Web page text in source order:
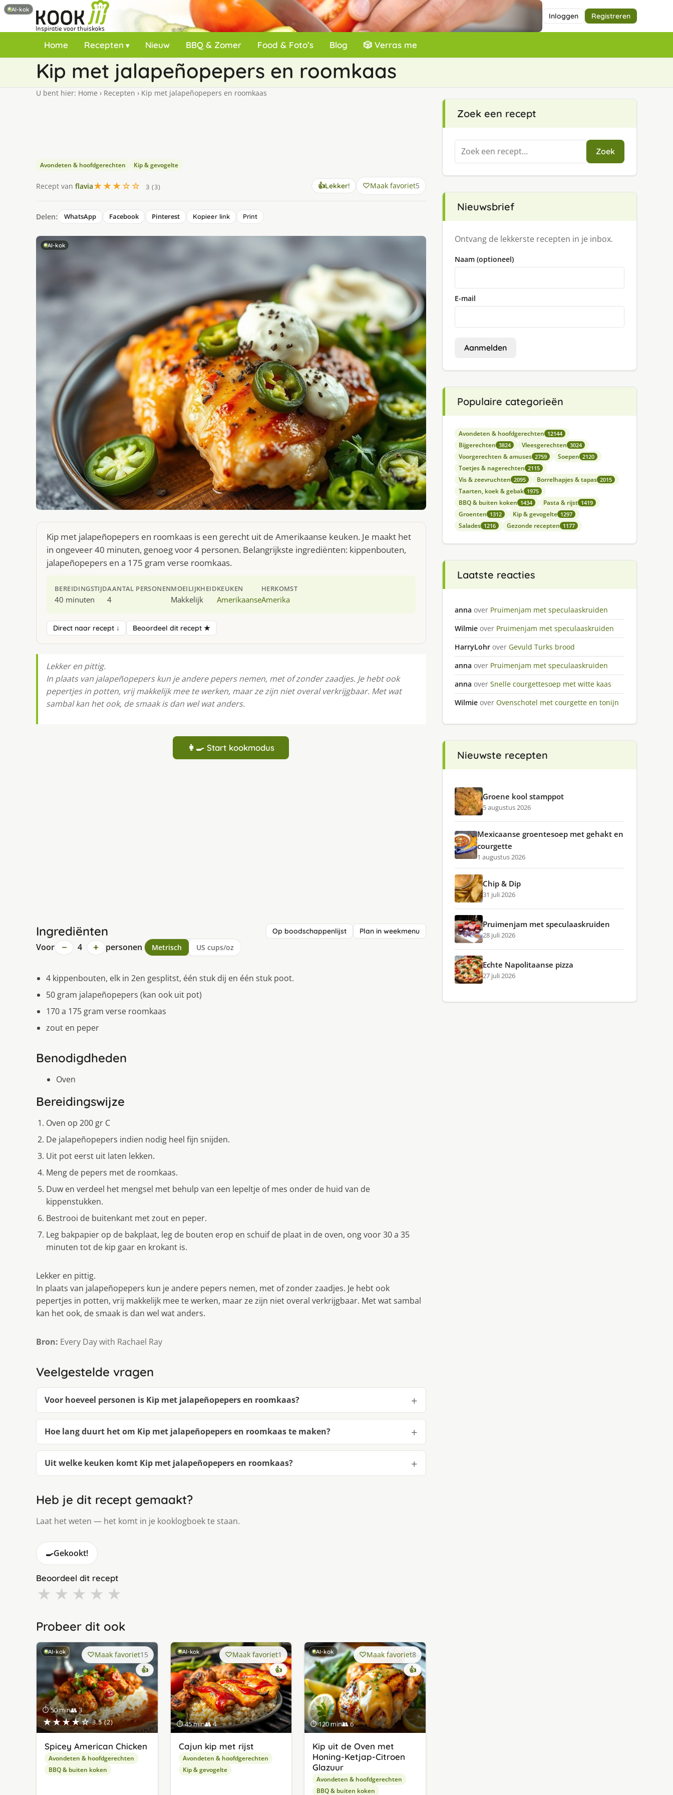
Inloggen Registreren
Home Recepten Nieuw BBQ & Zomer Food & Foto’s Blog 🎲 Verras me
Kip met jalapeñopepers en roomkaas
U bent hier: Home › Recepten › Kip met jalapeñopepers en roomkaas
Avondeten & hoofdgerechten Kip & gevogelte
Recept van flavia★★★☆☆ 3 (3) 👍Lekker! Maak favoriet5
Delen: WhatsApp Facebook Pinterest Kopieer link Print
AI-kok
Kip met jalapeñopepers en roomkaas is een gerecht uit de Amerikaanse keuken. Je maakt het
in ongeveer 40 minuten, genoeg voor 4 personen. Belangrijkste ingrediënten: kippenbouten,
jalapeñopepers en a 175 gram verse roomkaas.
BEREIDINGSTIJD
40 minuten
AANTAL PERSONEN
4
MOEILIJKHEID
Makkelijk
KEUKEN
Amerikaanse
HERKOMST
Amerika
Direct naar recept ↓ Beoordeel dit recept ★
Lekker en pittig.
In plaats van jalapeñopepers kun je andere pepers nemen, met of zonder zaadjes. Je hebt ook
pepertjes in potten, vrij makkelijk mee te werken, maar ze zijn niet overal verkrijgbaar. Met wat
sambal kan het ook, de smaak is dan wel wat anders.
👩‍🍳 Start kookmodus
Ingrediënten Op boodschappenlijst Plan in weekmenu
Voor − 4 + personen Metrisch US cups/oz
4 kippenbouten, elk in 2en gesplitst, één stuk dij en één stuk poot.
50 gram jalapeñopepers (kan ook uit pot)
170 a 175 gram verse roomkaas
zout en peper
Benodigdheden
Oven
Bereidingswijze
Oven op 200 gr C
De jalapeñopepers indien nodig heel fijn snijden.
Uit pot eerst uit laten lekken.
Meng de pepers met de roomkaas.
Duw en verdeel het mengsel met behulp van een lepeltje of mes onder de huid van de
kippenstukken.
Bestrooi de buitenkant met zout en peper.
Leg bakpapier op de bakplaat, leg de bouten erop en schuif de plaat in de oven, ong voor 30 a 35
minuten tot de kip gaar en krokant is.
Lekker en pittig.
In plaats van jalapeñopepers kun je andere pepers nemen, met of zonder zaadjes. Je hebt ook
pepertjes in potten, vrij makkelijk mee te werken, maar ze zijn niet overal verkrijgbaar. Met wat sambal
kan het ook, de smaak is dan wel wat anders.
Bron: Every Day with Rachael Ray
Veelgestelde vragen
Voor hoeveel personen is Kip met jalapeñopepers en roomkaas?
Hoe lang duurt het om Kip met jalapeñopepers en roomkaas te maken?
Uit welke keuken komt Kip met jalapeñopepers en roomkaas?
Heb je dit recept gemaakt?
Laat het weten — het komt in je kooklogboek te staan.
🍳Gekookt!
Beoordeel dit recept
★ ★ ★ ★ ★
Probeer dit ook
AI-kok
⏱ 50 min👥 3
★★★★☆ 3.5 (2)
Maak favoriet15
👍
Spicey American Chicken
Avondeten & hoofdgerechten
BBQ & buiten koken
AI-kok
⏱ 45 min👥 4
Maak favoriet1
👍
Cajun kip met rijst
Avondeten & hoofdgerechten
Kip & gevogelte
AI-kok
⏱ 120 min👥 6
Maak favoriet8
👍
Kip uit de Oven met
Honing-Ketjap-Citroen
Glazuur
Avondeten & hoofdgerechten
BBQ & buiten koken
Zoek een recept
Zoeken
naar:
Zoek
Nieuwsbrief
Ontvang de lekkerste recepten in je inbox.
Naam (optioneel)
E-mail
Aanmelden
Populaire categorieën
Avondeten & hoofdgerechten 12144
Bijgerechten 3824 Vleesgerechten 3024
Voorgerechten & amuses 2759 Soepen 2120
Toetjes & nagerechten 2115
Vis & zeevruchten 2095 Borrelhapjes & tapas 2015
Taarten, koek & gebak 1975
BBQ & buiten koken 1434 Pasta & rijst 1419
Groenten 1312 Kip & gevogelte 1297
Salades 1216 Gezonde recepten 1177
Laatste reacties
anna over Pruimenjam met speculaaskruiden
Wilmie over Pruimenjam met speculaaskruiden
HarryLohr over Gevuld Turks brood
anna over Pruimenjam met speculaaskruiden
anna over Snelle courgettesoep met witte kaas
Wilmie over Ovenschotel met courgette en tonijn
Nieuwste recepten
Groene kool stamppot
5 augustus 2026
Mexicaanse groentesoep met gehakt en
courgette
1 augustus 2026
Chip & Dip
31 juli 2026
Pruimenjam met speculaaskruiden
28 juli 2026
AI-kok
Echte Napolitaanse pizza
27 juli 2026